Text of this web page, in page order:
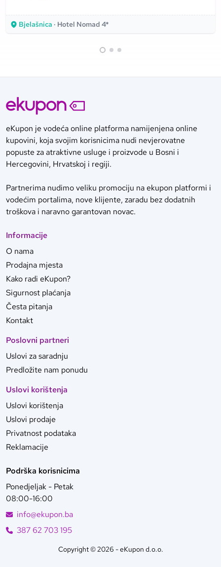
Bjelašnica · Hotel Nomad 4*
eKupon je vodeća online platforma namijenjena online
kupovini, koja svojim korisnicima nudi nevjerovatne
popuste za atraktivne usluge i proizvode u Bosni i
Hercegovini, Hrvatskoj i regiji.
Partnerima nudimo veliku promociju na ekupon platformi i
vodećim portalima, nove klijente, zaradu bez dodatnih
troškova i naravno garantovan novac.
Informacije
O nama
Prodajna mjesta
Kako radi eKupon?
Sigurnost plaćanja
Česta pitanja
Kontakt
Poslovni partneri
Uslovi za saradnju
Predložite nam ponudu
Uslovi korištenja
Uslovi korištenja
Uslovi prodaje
Privatnost podataka
Reklamacije
Podrška korisnicima
Ponedjeljak - Petak
08:00-16:00
info@ekupon.ba
387 62 703 195
Copyright © 2026 - eKupon d.o.o.